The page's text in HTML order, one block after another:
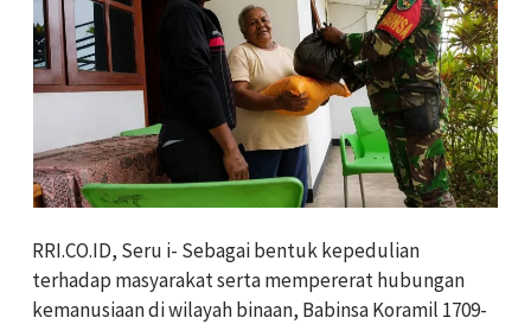
RRI.CO.ID, Seru i- Sebagai bentuk kepedulian
terhadap masyarakat serta mempererat hubungan
kemanusiaan di wilayah binaan, Babinsa Koramil 1709-